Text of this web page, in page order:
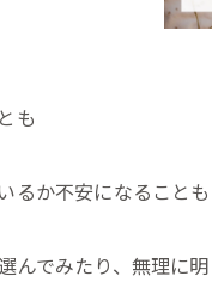
も
るか不安になることも
んでみたり、無理に